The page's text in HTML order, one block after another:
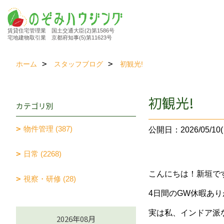
賃貸住宅管理業 国土交通大臣(2)第1586号
宅地建物取引業 京都府知事(5)第11623号
ホーム スタッフブログ 初観光!
初観光!
公開日：2026/05/
こんにちは！新垣で
4日間のGW休暇あ
実は私、インドア派
カテゴリ別
物件管理 (387)
日常 (2268)
視察・研修 (28)
2026年08月